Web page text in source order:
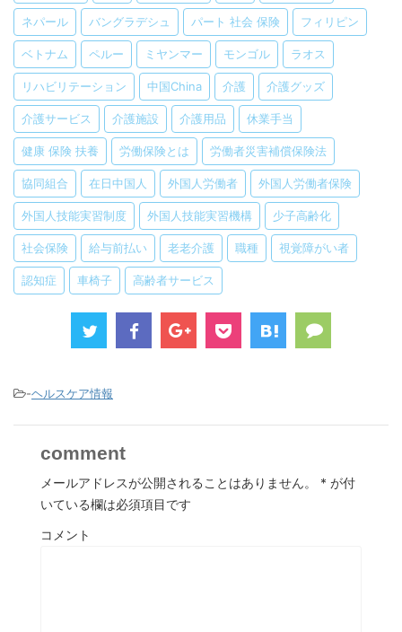
ネパール バングラデシュ パート 社会 保険 フィリピン
ベトナム ペルー ミヤンマー モンゴル ラオス
リハビリテーション 中国China 介護 介護グッズ
介護サービス 介護施設 介護用品 休業手当
健康 保険 扶養 労働保険とは 労働者災害補償保険法
協同組合 在日中国人 外国人労働者 外国人労働者保険
外国人技能実習制度 外国人技能実習機構 少子高齢化
社会保険 給与前払い 老老介護 職種 視覚障がい者
認知症 車椅子 高齢者サービス
-ヘルスケア情報
comment
メールアドレスが公開されることはありません。 * が付
いている欄は必須項目です
コメント